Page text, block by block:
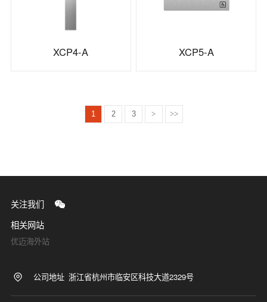
XCP4-A XCP5-A
1 2 3 > >>
关注我们
相关网站
优迈海外站
公司地址 浙江省杭州市临安区科技大道2329号